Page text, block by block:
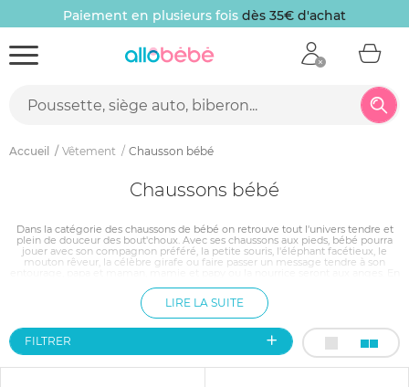
Paiement en plusieurs fois dès 35€ d'achat
Accueil Vêtement Chausson bébé
Chaussons bébé
Dans la catégorie des chaussons de bébé on retrouve tout l'univers tendre et
plein de douceur des bout'choux. Avec ses chaussons aux pieds, bébé pourra
jouer avec son compagnon préféré, la petite souris, l'éléphant facétieux, le
mouton rêveur, la célèbre girafe ou faire passer un message tendre à son
chaussons sont aussi différents que craquants. Ils respectent les normes
européennes et françaises de sécurité.
LIRE LA SUITE
FILTRER